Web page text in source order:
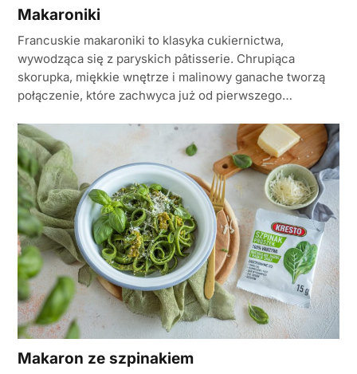
Makaroniki
Francuskie makaroniki to klasyka cukiernictwa,
wywodząca się z paryskich pâtisserie. Chrupiąca
skorupka, miękkie wnętrze i malinowy ganache tworzą
połączenie, które zachwyca już od pierwszego…
Makaron ze szpinakiem